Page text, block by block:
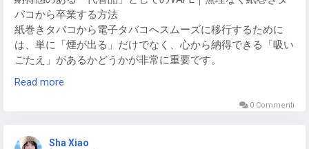
バコから卒業する方法
紙巻きタバコから電子タバコへスムーズに移行するために
は、単に「煙が出る」だけでなく、心から納得できる「吸い
ごたえ」があるかどうかが非常に重要です。
を紐解くと、VAPE（ベイプ）は
として進化を遂げていることがわかります。
Read more
0 Commenti
Sha Xiao